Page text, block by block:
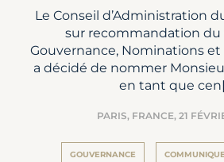
Le Conseil d’Administration
sur recommandation du
Gouvernance, Nominations
a décidé de nommer
en tant que
PARIS, FRANCE, 21
GOUVERNANCE